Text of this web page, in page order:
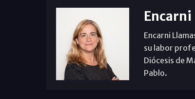
Encarni
Encarni
su labor
Diócesis de
Pablo.